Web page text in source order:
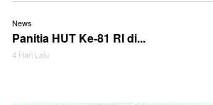
News
Panitia HUT Ke-81 RI di...
4 Hari Lalu